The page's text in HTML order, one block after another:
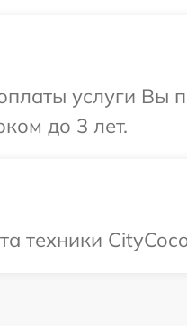
услуги Вы
до 3 лет.